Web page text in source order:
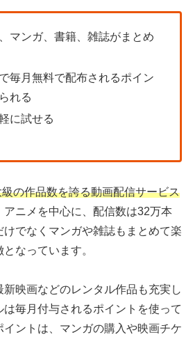
マンガ、書籍、雑誌がまとめ
毎月無料で配布されるポイン
れる
に試せる
の作品数を誇る動画配信サービス
ニメを中心に、配信数は32万本
けでなくマンガや雑誌もまとめて楽
なっています。
新映画などのレンタル作品も充実し
毎月付与されるポイントを使って
ントは、マンガの購入や映画チケ